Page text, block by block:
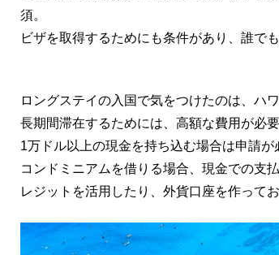
須。
ビザを取得するためにも条件があり、誰で
ロングステイの入国で気をつけたのは、ハ
長期間滞在するためには、高額な費用が必要
1万ドル以上の現金を持ち込む場合は申請が
コンドミニアムを借りる場合、現金での支
レジットを活用したり、外貨口座を作って